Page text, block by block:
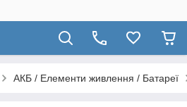
АКБ / Елементи живлення / Батареї